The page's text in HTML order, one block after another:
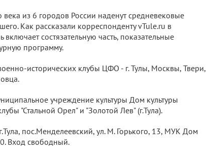
из 6 городов России наденут средневековые
Как рассказали корреспонденту vTule.ru в
состязательную часть, показательные
программу.
исторических клубы ЦФО - г. Тулы, Москвы, Твери,
учреждение культуры Дом культуры
"Стальной Орел" и "Золотой Лев" (г.Тула).
пос.Менделеевский, ул. М. Горького, 13, МУК Дом
Вход свободный.